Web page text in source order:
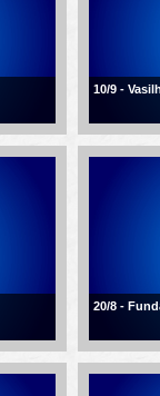
10/9 -
20/8 -